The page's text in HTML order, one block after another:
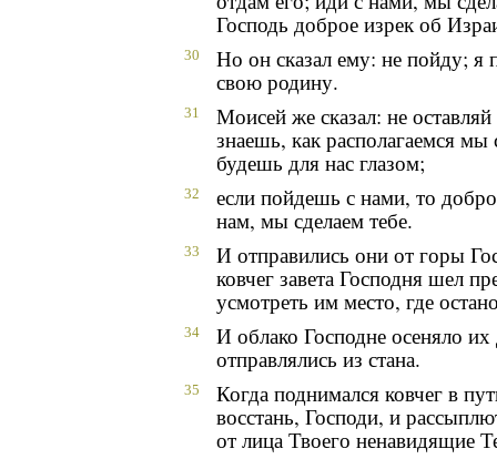
Господь доброе изрек об
30
Но он сказал ему: не пойду;
свою родину.
31
Моисей же сказал: не
знаешь, как располагаемся
будешь для нас глазом;
32
если пойдешь с нами, то
нам, мы сделаем тебе.
33
И отправились они от горы
ковчег завета Господня шел
усмотреть им место, где
34
И облако Господне осеняло
отправлялись из стана.
35
Когда поднимался ковчег в
восстань, Господи, и
от лица Твоего ненавидящие